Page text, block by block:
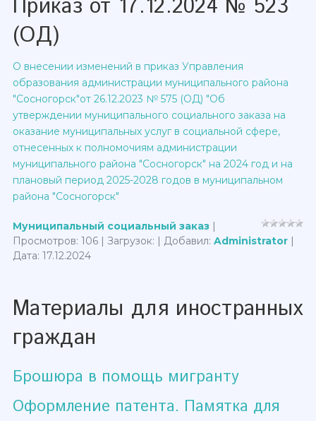
Приказ от 17.12.2024 № 523
(ОД)
О внесении изменений в приказ Управления
образования администрации муниципального района
"Сосногорск"от 26.12.2023 № 575 (ОД) "Об
утверждении муниципального социального заказа на
оказание муниципальных услуг в социальной сфере,
отнесенных к полномочиям администрации
муниципального района "Сосногорск" на 2024 год и на
плановый период 2025-2028 годов в муниципальном
района "Сосногорск"
Муниципальный социальный заказ |
Просмотров: 106 | Загрузок: | Добавил: Administrator |
Дата: 17.12.2024
Материалы для иностранных
граждан
Брошюра в помощь мигранту
Оформление патента. Памятка для